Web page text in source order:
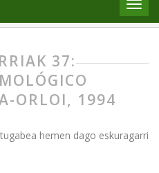
Gehigarriak 37: Diccionario
37:
ORLOI, 1994
hemen dago eskuragarri